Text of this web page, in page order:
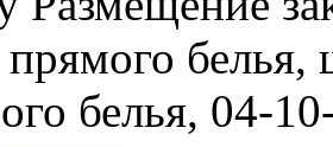
белья, 04-